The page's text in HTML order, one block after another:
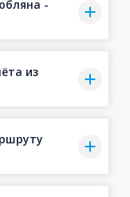
-
из